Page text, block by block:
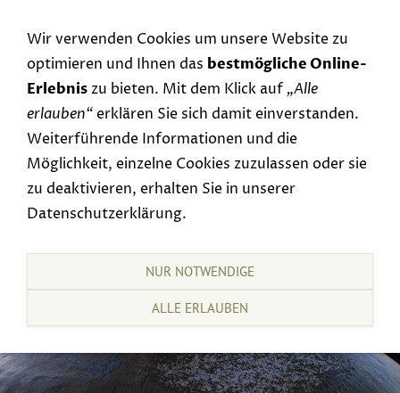
Wir verwenden Cookies um unsere Website zu
optimieren und Ihnen das bestmögliche Online-
Erlebniszu bieten. Mit dem Klick auf „Alle
erlauben“erklären Sie sich damit einverstanden.
Weiterführende Informationen und die
Möglichkeit, einzelne Cookies zuzulassen oder sie
zu deaktivieren, erhalten Sie in unserer
Datenschutzerklärung.
NUR NOTWENDIGE
ALLE ERLAUBEN